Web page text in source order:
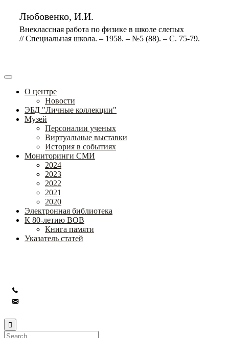
Любовенко, И.И.
Внеклассная работа по физике в школе слепых
// Специальная школа. – 1958. – №5 (88). – С. 75-79.
О центре
Новости
ЭБД "Личные коллекции"
Музей
Персоналии ученых
Виртуальные выставки
История в событиях
Мониторинги СМИ
2024
2023
2022
2021
2020
Электронная библиотека
К 80-летию ВОВ
Книга памяти
Указатель статей
